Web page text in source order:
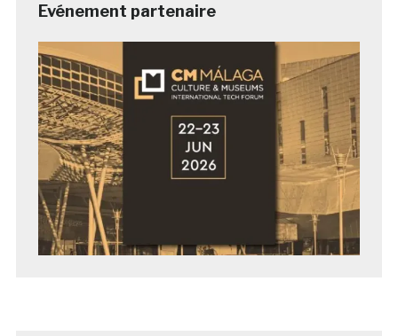
Evénement partenaire